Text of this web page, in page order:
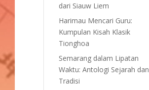
dari Siauw Liem
Harimau Mencari Guru:
Kumpulan Kisah Klasik
Tionghoa
Semarang dalam Lipatan
Waktu: Antologi Sejarah dan
Tradisi